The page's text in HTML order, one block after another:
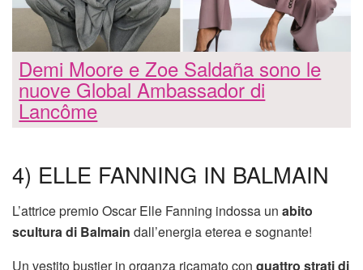
Demi Moore e Zoe Saldaña sono le
nuove Global Ambassador di
Lancôme
4) ELLE FANNING IN BALMAIN
L’attrice premio Oscar Elle Fanning indossa un abito
scultura di Balmain dall’energia eterea e sognante!
Un vestito bustier in organza ricamato con quattro strati di